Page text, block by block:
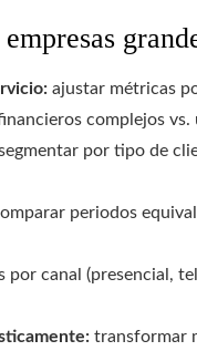
ajustar métricas
complejos
por tipo de
periodos
por canal (presencial,
transformar